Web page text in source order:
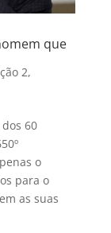
que
2,
60
o
para o
as suas